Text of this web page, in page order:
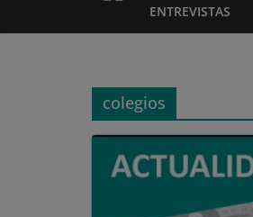
ENTREVISTAS
colegios